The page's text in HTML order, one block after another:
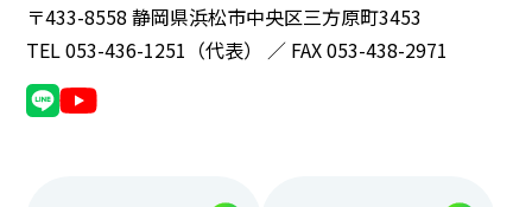
〒433-8558 静岡県浜松市中央区三方原町3453
TEL 053-436-1251（代表） ／ FAX 053-438-2971